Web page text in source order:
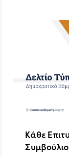
Κάθε
Συμβούλιο